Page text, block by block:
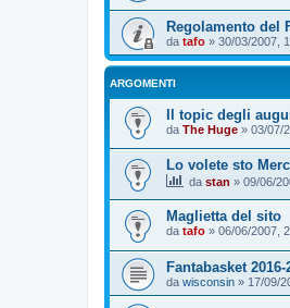
Regolamento del
da tafo » 30/03/2007,
ARGOMENTI
Il topic degli
da The Huge » 03/07/
Lo volete sto
da stan » 09/06/
Maglietta del sito
da tafo » 06/06/2007,
Fantabasket 2016-
da wisconsin » 17/09/